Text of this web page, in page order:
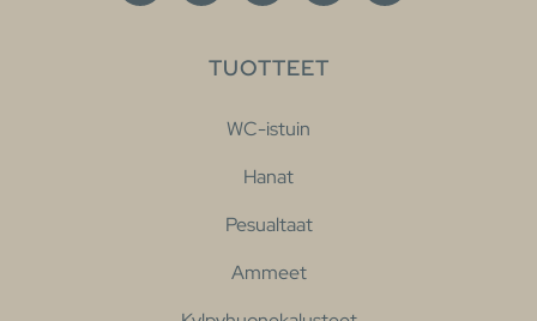
TUOTTEET
WC-istuin
Hanat
Pesualtaat
Ammeet